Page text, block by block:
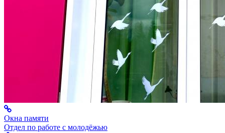
Окна памяти
Отдел по работе с молодёжью